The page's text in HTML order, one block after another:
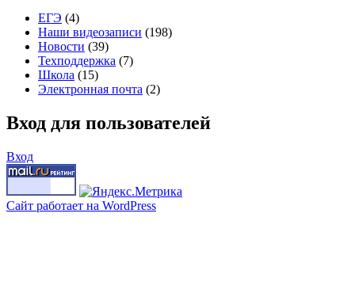
ЕГЭ (4)
Наши видеозаписи (198)
Новости (39)
Техподдержка (7)
Школа (15)
Электронная почта (2)
Вход для пользователей
Вход
Сайт работает на WordPress